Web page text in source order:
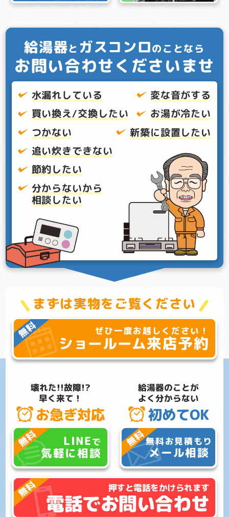
給湯器と ガスコンロのことなら
お問い合わせくださいませ
水漏れしている
変な音がする
買い換え/交換したい
お湯が冷たい
つかない
新築に設置したい
追い炊きできない
節約したい
分からないから
相談したい
まずは実物をご覧ください
壊れた!!故障!?
早く来て！
お急ぎ対応
LINEで
気軽に相談
給湯器のことが
よく分からない
初めてOK
無料お見積もり
メール相談
ぜひ一度お越しください！
ショールーム来店予約
押すと電話をかけられます
電話でお問い合わせ